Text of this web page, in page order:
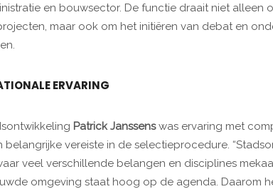
en bouwsector. De functie draait niet alleen
maar ook om het initiëren van debat en
ERVARING
Patrick Janssenswas ervaring met
vereiste in de selectieprocedure.
veel verschillende belangen en disciplines
omgeving staat hoog op de agenda. Daarom